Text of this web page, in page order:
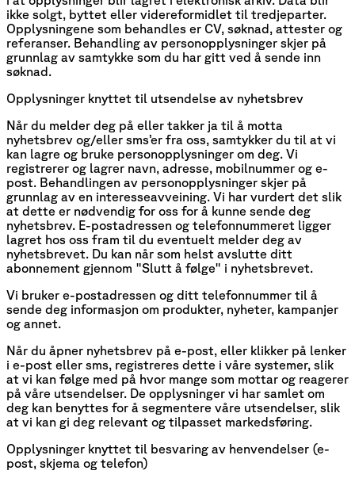
ikke solgt, byttet eller videreformidlet til tredjeparter.
Opplysningene som behandles er CV, søknad, attester og
referanser. Behandling av personopplysninger skjer på
grunnlag av samtykke som du har gitt ved å sende inn
søknad.
Opplysninger knyttet til utsendelse av nyhetsbrev
Når du melder deg på eller takker ja til å motta
nyhetsbrev og/eller sms’er fra oss, samtykker du til at vi
kan lagre og bruke personopplysninger om deg. Vi
registrerer og lagrer navn, adresse, mobilnummer og e-
post. Behandlingen av personopplysninger skjer på
grunnlag av en interesseavveining. Vi har vurdert det slik
at dette er nødvendig for oss for å kunne sende deg
nyhetsbrev. E-postadressen og telefonnummeret ligger
lagret hos oss fram til du eventuelt melder deg av
nyhetsbrevet. Du kan når som helst avslutte ditt
abonnement gjennom "Slutt å følge" i nyhetsbrevet.
Vi bruker e-postadressen og ditt telefonnummer til å
sende deg informasjon om produkter, nyheter, kampanjer
og annet.
Når du åpner nyhetsbrev på e-post, eller klikker på lenker
i e-post eller sms, registreres dette i våre systemer, slik
at vi kan følge med på hvor mange som mottar og reagerer
på våre utsendelser. De opplysninger vi har samlet om
deg kan benyttes for å segmentere våre utsendelser, slik
at vi kan gi deg relevant og tilpasset markedsføring.
Opplysninger knyttet til besvaring av henvendelser (e-
post, skjema og telefon)